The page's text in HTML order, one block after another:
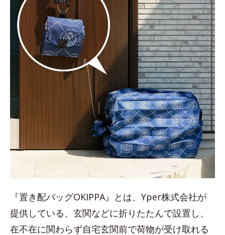
『置き配バッグOKIPPA』とは、Yper株式会社が
提供している、玄関などに折りたたんで設置し、
在不在に関わらず自宅玄関前で荷物が受け取れる